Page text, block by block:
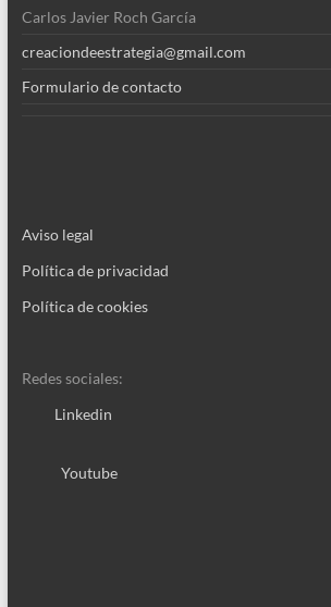
Carlos Javier Roch García
creaciondeestrategia@gmail.com
Formulario de contacto
Aviso legal
Política de privacidad
Política de cookies
Redes sociales:
Linkedin
Youtube